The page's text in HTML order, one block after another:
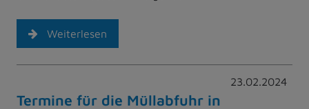
Weiterlesen
23.02.2024
Termine für die Müllabfuhr in